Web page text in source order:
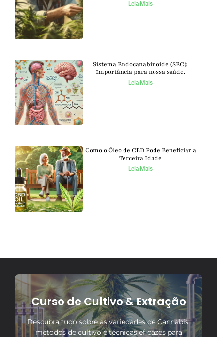
Leia Mais
Sistema Endocanabinoide (SEC):
Importância para nossa saúde.
Leia Mais
Como o Óleo de CBD Pode Beneficiar a
Terceira Idade
Leia Mais
Curso de Cultivo & Extração
Descubra tudo sobre as variedades de Cannabis,
métodos de cultivo e técnicas eficazes para